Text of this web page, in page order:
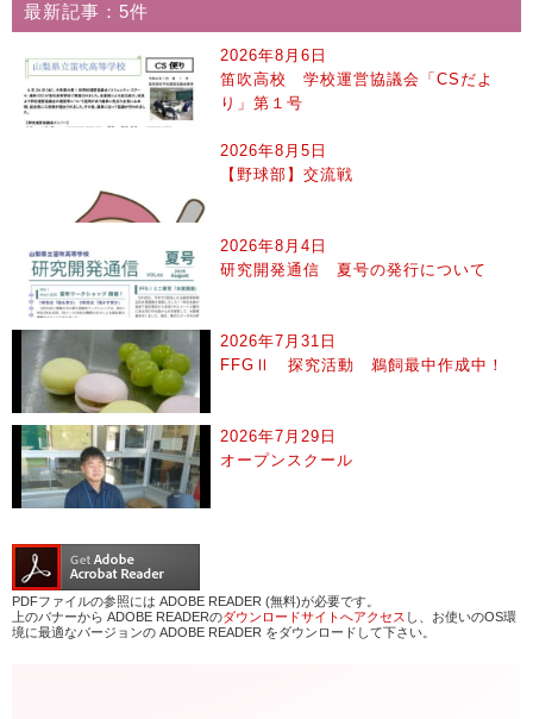
最新記事：5件
2026年8月6日
笛吹高校 学校運営協議会「CSだよ
り」第１号
2026年8月5日
【野球部】交流戦
2026年8月4日
研究開発通信 夏号の発行について
2026年7月31日
FFGⅡ 探究活動 鵜飼最中作成中！
2026年7月29日
オープンスクール
PDFファイルの参照には ADOBE READER (無料)が必要です。
上のバナーから ADOBE READERのダウンロードサイトへアクセス し、お使いのOS環
境に最適なバージョンの ADOBE READER をダウンロードして下さい。